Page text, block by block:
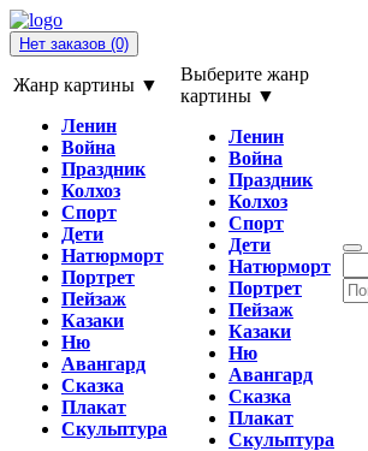
Нет заказов (0)
Жанр картины ▼
Ленин
Война
Праздник
Колхоз
Спорт
Дети
Натюрморт
Портрет
Пейзаж
Казаки
Ню
Авангард
Сказка
Плакат
Скульптура
Выберите жанр
картины ▼
Ленин
Война
Праздник
Колхоз
Спорт
Дети
Натюрморт
Портрет
Пейзаж
Казаки
Ню
Авангард
Сказка
Плакат
Скульптура